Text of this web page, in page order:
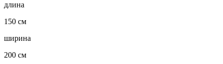
длина
150 см
ширина
200 см